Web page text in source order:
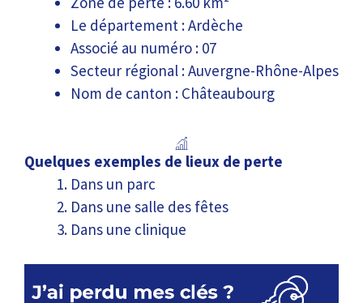
Le département : Ardèche
Associé au numéro : 07
Secteur régional : Auvergne-Rhône-Alpes
Nom de canton : Châteaubourg
Quelques exemples de lieux de perte
Dans un parc
Dans une salle des fêtes
Dans une clinique